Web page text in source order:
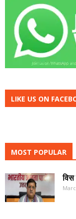
LIKE US ON
MOST POPULAR